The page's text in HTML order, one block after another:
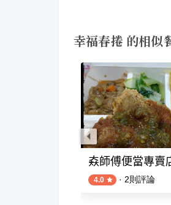
幸福春捲 的相似
𡘙師傅便當專賣
4.0 · 2則評論